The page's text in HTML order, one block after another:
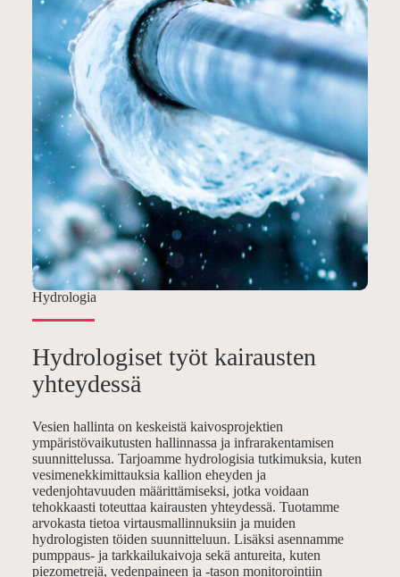
Hydrologia
Hydrologiset työt kairausten
yhteydessä
Vesien hallinta on keskeistä kaivosprojektien
ympäristövaikutusten hallinnassa ja infrarakentamisen
suunnittelussa. Tarjoamme hydrologisia tutkimuksia, kuten
vesimenekkimittauksia kallion eheyden ja
vedenjohtavuuden määrittämiseksi, jotka voidaan
tehokkaasti toteuttaa kairausten yhteydessä. Tuotamme
arvokasta tietoa virtausmallinnuksiin ja muiden
hydrologisten töiden suunnitteluun. Lisäksi asennamme
pumppaus- ja tarkkailukaivoja sekä antureita, kuten
piezometrejä, vedenpaineen ja -tason monitorointiin